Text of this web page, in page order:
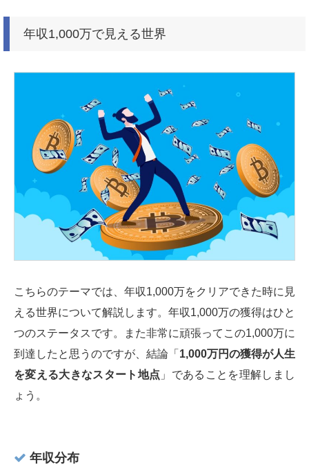
年収1,000万で見える世界
こちらのテーマでは、年収1,000万をクリアできた時に見
える世界について解説します。年収1,000万の獲得はひと
つのステータスです。また非常に頑張ってこの1,000万に
到達したと思うのですが、結論「 1,000万円の獲得が人生
を変える大きなスタート地点 」であることを理解しまし
ょう。
年収分布